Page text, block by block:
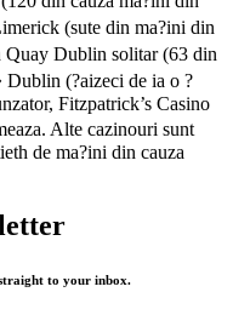
(sute din ma?ini din
Dublin solitar (63 din
(?aizeci de ia o ?
Fitzpatrick’s Casino
Alte cazinouri sunt
de ma?ini din cauza
to your inbox.